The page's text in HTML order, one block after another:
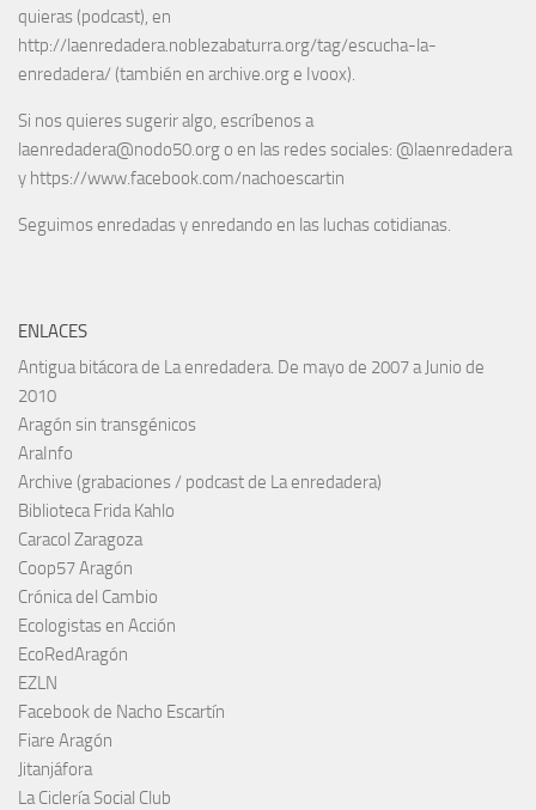
quieras (podcast), en
http://laenredadera.noblezabaturra.org/tag/escucha-la-
enredadera/ (también en archive.org e Ivoox).
Si nos quieres sugerir algo, escríbenos a
laenredadera@nodo50.org o en las redes sociales: @laenredadera
y https://www.facebook.com/nachoescartin
Seguimos enredadas y enredando en las luchas cotidianas.
ENLACES
Antigua bitácora de La enredadera. De mayo de 2007 a Junio de
2010
Aragón sin transgénicos
AraInfo
Archive (grabaciones / podcast de La enredadera)
Biblioteca Frida Kahlo
Caracol Zaragoza
Coop57 Aragón
Crónica del Cambio
Ecologistas en Acción
EcoRedAragón
EZLN
Facebook de Nacho Escartín
Fiare Aragón
Jitanjáfora
La Ciclería Social Club